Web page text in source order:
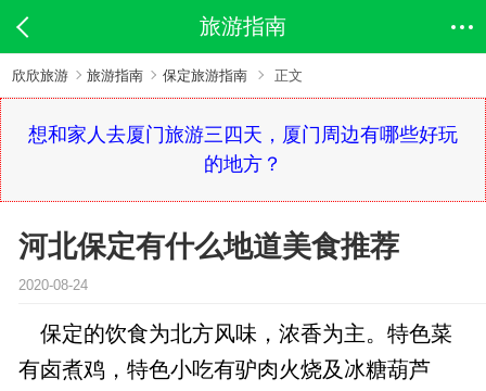
旅游指南
欣欣旅游 旅游指南 保定旅游指南 正文
想和家人去厦门旅游三四天，厦门周边有哪些好玩
的地方？
河北保定有什么地道美食推荐
2020-08-24
保定的饮食为北方风味，浓香为主。特色菜
有卤煮鸡，特色小吃有驴肉火烧及冰糖葫芦